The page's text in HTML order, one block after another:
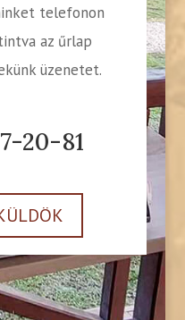
telefonon
az űrlap
üzenetet.
20-81